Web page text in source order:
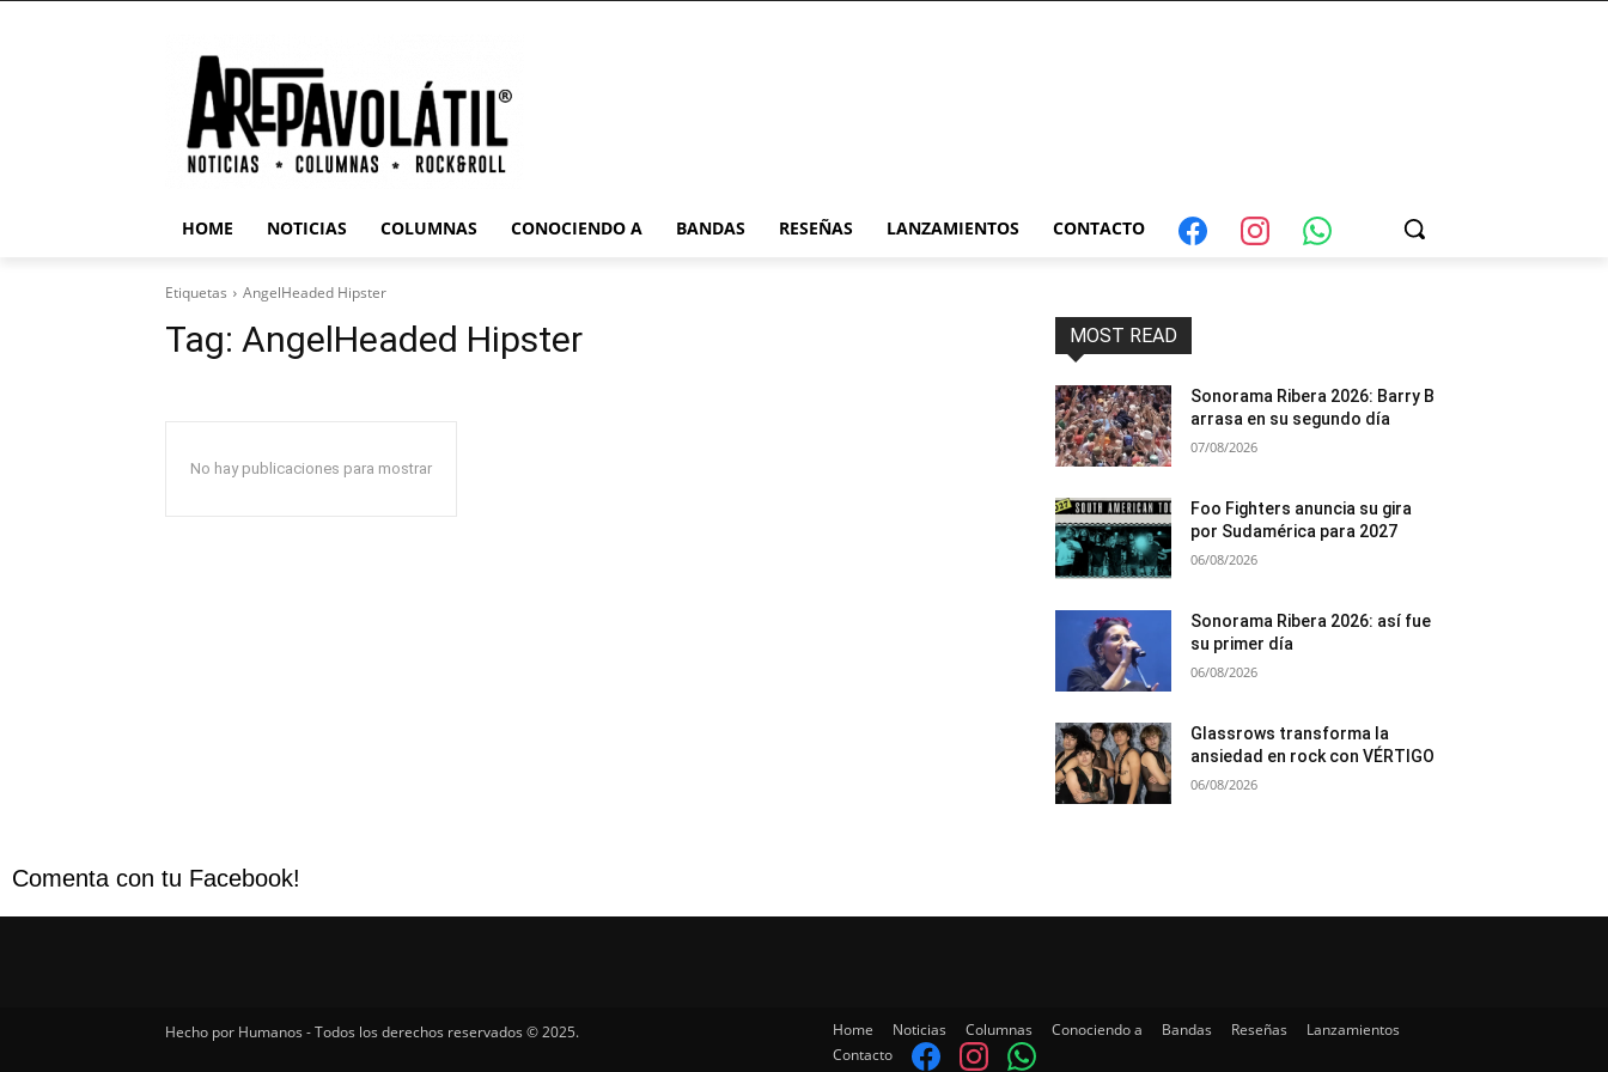
HOME NOTICIAS COLUMNAS CONOCIENDO A BANDAS RESEÑAS LANZAMIENTOS CONTACTO
Etiquetas AngelHeaded Hipster
Tag: AngelHeaded Hipster
No hay publicaciones para mostrar
MOST READ
Sonorama Ribera 2026: Barry B
arrasa en su segundo día
07/08/2026
Foo Fighters anuncia su gira
por Sudamérica para 2027
06/08/2026
Sonorama Ribera 2026: así fue
su primer día
06/08/2026
Glassrows transforma la
ansiedad en rock con VÉRTIGO
06/08/2026
Comenta con tu Facebook!
Hecho por Humanos - Todos los derechos reservados © 2025. Home Noticias Columnas Conociendo a Bandas Reseñas
Lanzamientos
Contacto